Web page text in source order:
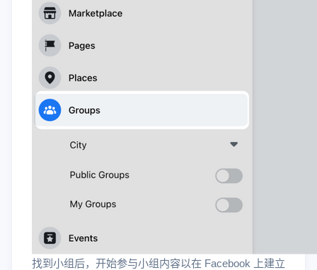
找到小组后，开始参与小组内容以在 Facebook 上建立